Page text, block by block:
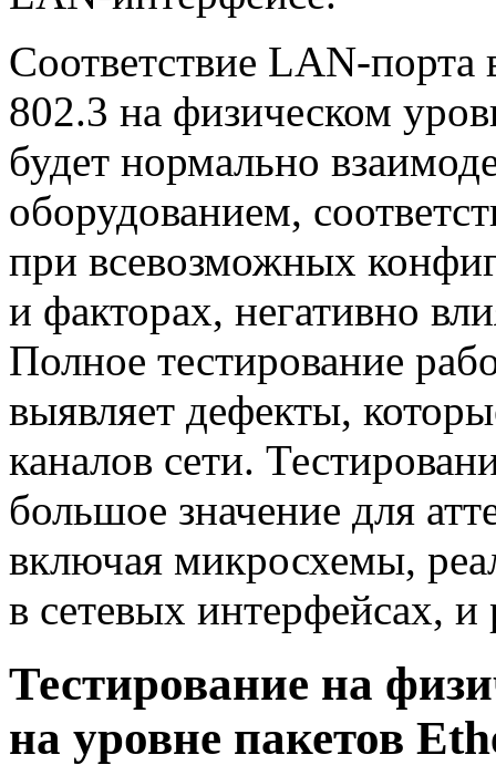
Соответствие LAN-порта
802.3 на физическом
будет нормально
оборудованием,
при всевозможных
и факторах, негативно
Полное тестирование
выявляет дефекты,
каналов сети.
большое значение для
включая микросхемы,
в сетевых интерфейсах, и
Тестирование на
на уровне пакетов